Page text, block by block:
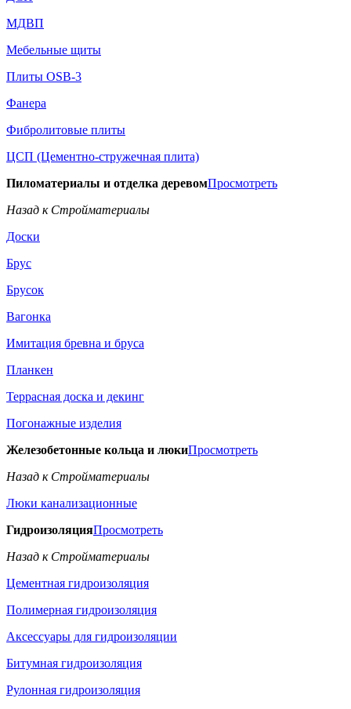
МДВП
Мебельные щиты
Плиты OSB-3
Фанера
Фибролитовые плиты
ЦСП (Цементно-стружечная плита)
Пиломатериалы и отделка деревомПросмотреть
Назад к Стройматериалы
Доски
Брус
Брусок
Вагонка
Имитация бревна и бруса
Планкен
Террасная доска и декинг
Погонажные изделия
Железобетонные кольца и люкиПросмотреть
Назад к Стройматериалы
Люки канализационные
ГидроизоляцияПросмотреть
Назад к Стройматериалы
Цементная гидроизоляция
Полимерная гидроизоляция
Аксессуары для гидроизоляции
Битумная гидроизоляция
Рулонная гидроизоляция